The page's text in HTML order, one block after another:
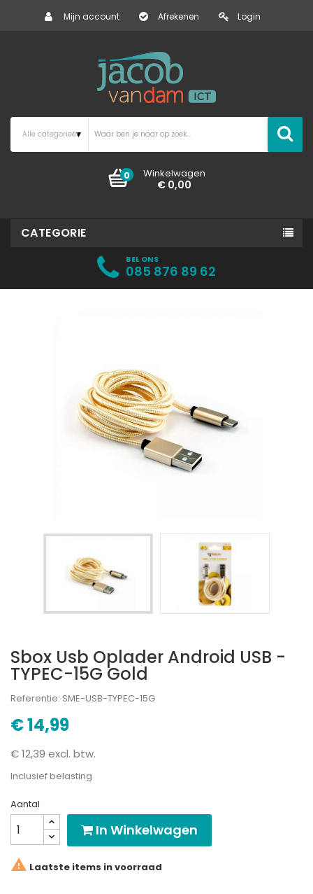
Mijn account Afrekenen Login
Winkelwagen
0
€ 0,00
CATEGORIE
BEL ONS
085 876 89 62
Sbox Usb Oplader Android USB -
TYPEC-15G Gold
Referentie: SME-USB-TYPEC-15G
€ 14,99
€ 12,39 excl. btw.
Inclusief belasting
Aantal
In Winkelwagen
 Laatste items in voorraad